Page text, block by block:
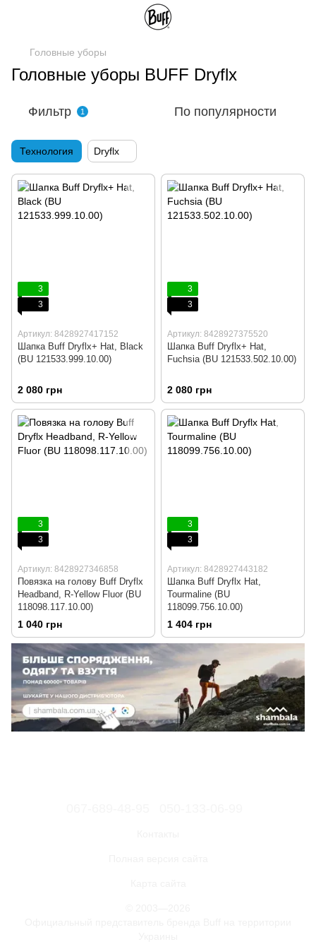
Головные уборы
Головные уборы BUFF Dryflx
Фильтр 1 По популярности
Технология Dryflx
3
3
Артикул: 8428927417152
Шапка Buff Dryflx+ Hat, Black
(BU 121533.999.10.00)
2 080 грн
3
3
Артикул: 8428927375520
Шапка Buff Dryflx+ Hat,
Fuchsia (BU 121533.502.10.00)
2 080 грн
3
3
Артикул: 8428927346858
Повязка на голову Buff Dryflx
Headband, R-Yellow Fluor (BU
118098.117.10.00)
1 040 грн
3
3
Артикул: 8428927443182
Шапка Buff Dryflx Hat,
Tourmaline (BU
118099.756.10.00)
1 404 грн